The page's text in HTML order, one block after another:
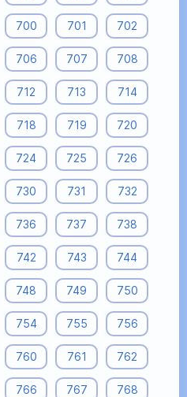
700 701 702
706 707 708
712 713 714
718 719 720
724 725 726
730 731 732
736 737 738
742 743 744
748 749 750
754 755 756
760 761 762
766 767 768